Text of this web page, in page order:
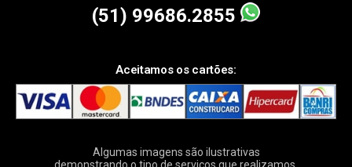
(51) 99686.2855
Aceitamos os cartões:
Algumas imagens são ilustrativas
demonstrando o tipo de serviços que realizamos.